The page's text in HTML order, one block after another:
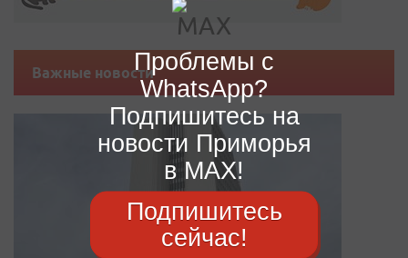
Важные новостиПроблемы с
WhatsApp?
Подпишитесь на
новости Приморья
в MAX!
Подпишитесь
сейчас!